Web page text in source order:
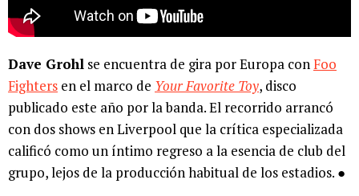
Dave Grohl se encuentra de gira por Europa conFoo
Fighters en el marco de Your Favorite Toy, disco
publicado este año por la banda. El recorrido arrancó
con dos shows en Liverpool que la crítica especializada
calificó como un íntimo regreso a la esencia de club del
grupo, lejos de la producción habitual de los estadios. ●